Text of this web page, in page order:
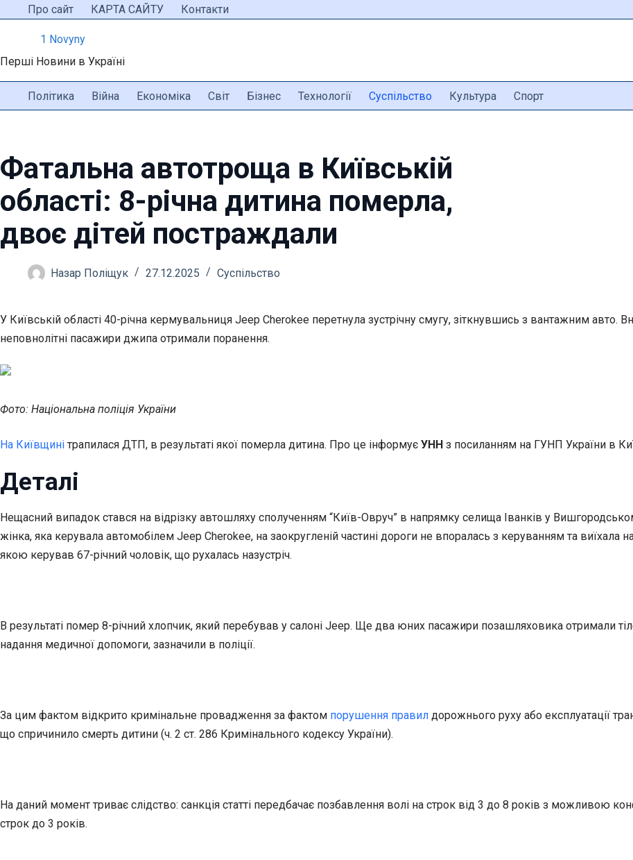
ПерейтиПро сайт КАРТА САЙТУ Контакти
1 Novyny
Перші Новини в Україні
Політика Війна Економіка Світ Бізнес Технології Суспільство Культура Спорт
Фатальна автотроща в Київській
області: 8-річна дитина померла,
двоє дітей постраждали
Назар Поліщук 27.12.2025 Суспільство
У Київській області 40-річна кермувальниця Jeep Cherokee перетнула зустрічну смугу, зіткнувшись з вантажним авто.
неповнолітні пасажири джипа отримали поранення.
Фото: Національна поліція України
На Київщині трапилася ДТП, в результаті якої померла дитина. Про це інформує УНН з посиланням на ГУНП України в
Деталі
Нещасний випадок стався на відрізку автошляху сполученням “Київ-Овруч” в напрямку селища Іванків у
жінка, яка керувала автомобілем Jeep Cherokee, на заокругленій частині дороги не впоралась з керуванням та виїхала
якою керував 67-річний чоловік, що рухалась назустріч.
В результаті помер 8-річний хлопчик, який перебував у салоні Jeep. Ще два юних пасажири позашляховика отримали
надання медичної допомоги, зазначили в поліції.
За цим фактом відкрито кримінальне провадження за фактом порушення правил дорожнього руху або експлуатації
що спричинило смерть дитини (ч. 2 ст. 286 Кримінального кодексу України).
На даний момент триває слідство: санкція статті передбачає позбавлення волі на строк від 3 до 8 років з можливою
строк до 3 років.